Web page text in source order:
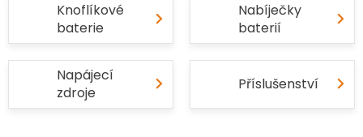
Knoflíkové
baterie
Nabíječky
baterií
Napájecí
zdroje
Příslušenství